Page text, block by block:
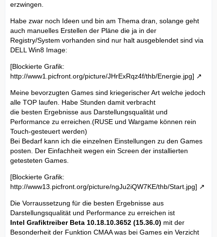
erzwingen.
Habe zwar noch Ideen und bin am Thema dran, solange geht
auch manuelles Erstellen der Pläne die ja in der
Registry/System vorhanden sind nur halt ausgeblendet sind via
DELL Win8 Image:
[Blockierte Grafik:
http://www1.picfront.org/picture/JHrExRqz4f/thb/Energie.jpg]
Meine bevorzugten Games sind kriegerischer Art welche jedoch
alle TOP laufen. Habe Stunden damit verbracht
die besten Ergebnisse aus Darstellungsqualität und
Performance zu erreichen.(RUSE und Wargame können rein
Touch-gesteuert werden)
Bei Bedarf kann ich die einzelnen Einstellungen zu den Games
posten. Der Einfachheit wegen ein Screen der installierten
getesteten Games.
[Blockierte Grafik:
http://www13.picfront.org/picture/ngJu2iQW7KE/thb/Start.jpg]
Die Vorraussetzung für die besten Ergebnisse aus
Darstellungsqualität und Performance zu erreichen ist
Intel Grafiktreiber Beta 10.18.10.3652 (15.36.0) mit der
Besonderheit der Funktion CMAA was bei Games ein Verzicht